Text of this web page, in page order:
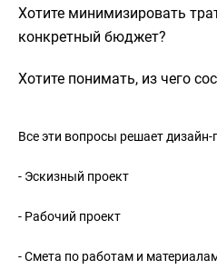
Хотите минимизировать
конкретный бюджет?
Хотите понимать, из чего
Все эти вопросы решает дизайн-
- Эскизный проект
- Рабочий проект
- Смета по работам и